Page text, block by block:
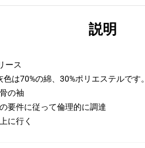
説明
ース
は70%の綿、30%ポリエステルで
の袖
要件に従って倫理的に調達
に行く